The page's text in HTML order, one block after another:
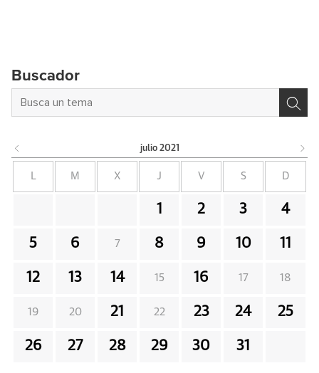
Buscador
julio 2021
L M X J V S D
1 2 3 4
5 6 7 8 9 10 11
12 13 14 15 16 17 18
19 20 21 22 23 24 25
26 27 28 29 30 31